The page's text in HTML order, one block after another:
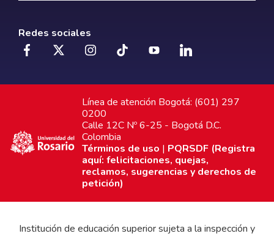
Redes sociales
Línea de atención Bogotá: (601) 297
0200
Calle 12C Nº 6-25 - Bogotá D.C.
Colombia
Términos de uso | PQRSDF (Registra
aquí: felicitaciones, quejas,
reclamos, sugerencias y derechos de
petición)
Institución de educación superior sujeta a la inspección y